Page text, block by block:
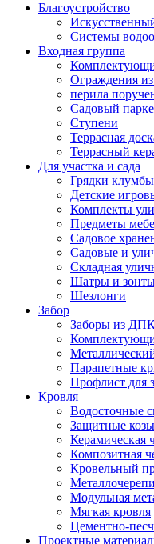
Благоустройство
Системы
Входная группа
Ограждения
перила
Садовый
Ступени
Террасная
Террасный
Для участка и сада
Грядки
Детские
Комплекты
Предметы
Садовое
Садовые и
Складная
Шатры и
Шезлонги
Забор
Заборы из
Парапетные
Профлист для
Кровля
Водосточные
Защитные
Керамическая
Композитная
Кровельный
Модульная
Мягкая кровля
Цементно-
Проектные